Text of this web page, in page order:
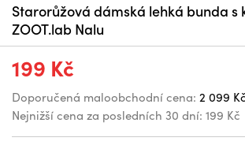
Starorůžová dámská lehká bunda s
ZOOT.lab Nalu
199 Kč
Doporučená maloobchodní cena: 2 099 Kč
Nejnižší cena za posledních 30 dní: 199 Kč